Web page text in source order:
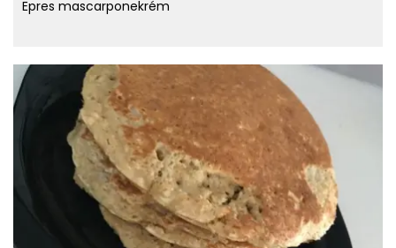
Epres mascarponekrém